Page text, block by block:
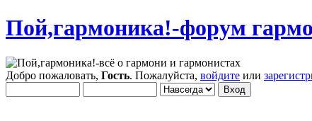
Пой,гармоника!-форум
Добро пожаловать, Гость. Пожалуйста, войдите или